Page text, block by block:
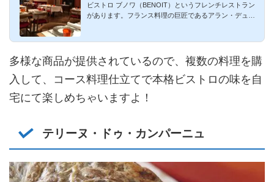
ドの特典
ビストロ ブノワ（BENOIT）というフレンチレストラン
があります。フランス料理の巨匠であるアラン・デュカ
多様な商品が提供されているので、複数の料理を購
入して、コース料理仕立てで本格ビストロの味を自
宅にて楽しめちゃいますよ！
テリーヌ・ドゥ・カンパーニュ